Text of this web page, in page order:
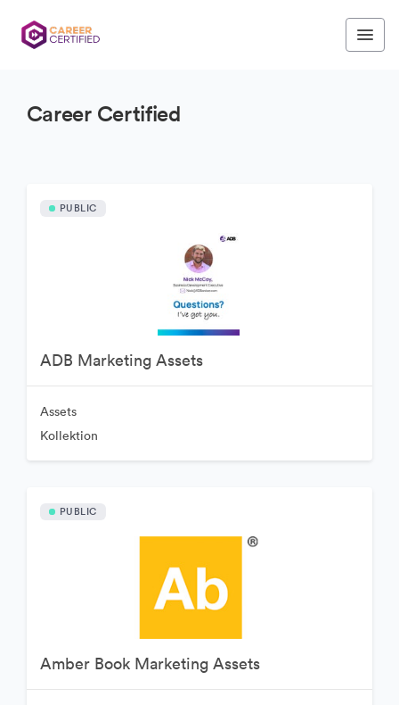
Career Certified
PUBLIC
ADB Marketing Assets
Assets
Kollektion
PUBLIC
Amber Book Marketing Assets